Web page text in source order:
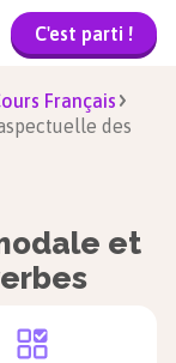
C'est parti !
Français
des
et